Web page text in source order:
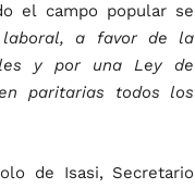
el campo popular se
a favor de la
y por una Ley de
paritarias todos los
de Isasi, Secretario